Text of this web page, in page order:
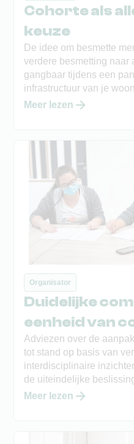
Cohorte als
keuze
De idee om besmette
verdere besmetting naar
gangbaar tijdens een
infrastructuur van je
mogelijkheid? Is dit een
Meer lezen
Organisator
Duidelijke
eenheid van
Adviezen over de
tot stand op basis van
interdisciplinaire
de uiteindelijke
neemt en communiceert,
heilig paard, zeker in
Meer lezen